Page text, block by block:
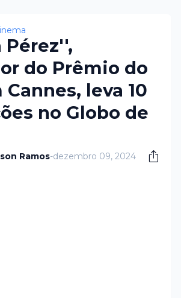
do Prêmio do
leva 10
no Globo de
Ramos-dezembro 09, 2024